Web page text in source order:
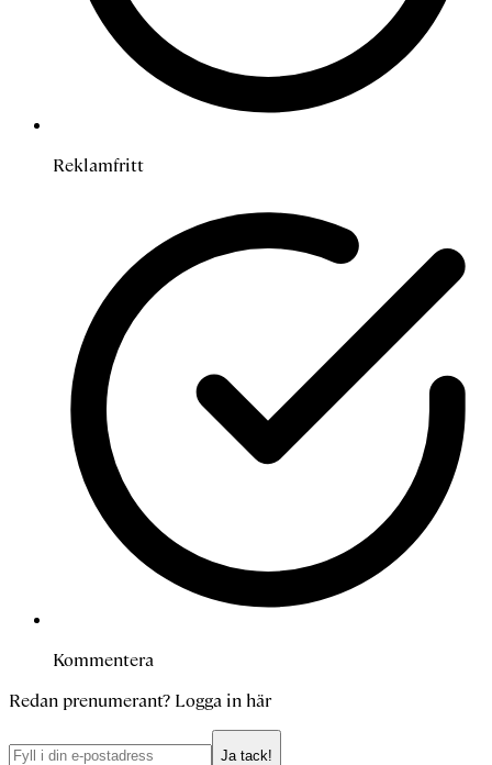
Reklamfritt
Kommentera
Redan prenumerant? Logga in här
Ja tack!